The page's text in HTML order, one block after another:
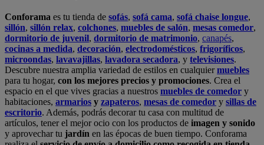
Conforama es tu tienda de sofás, sofá cama, sofá chaise longue,
sillón, sillón relax, colchones, muebles de salón, mesas comedor,
dormitorio de juvenil, dormitorio de matrimonio, canapés,
cocinas a medida, decoración, electrodomésticos, frigoríficos,
microondas, lavavajillas, lavadora secadora, y televisiones.
Descubre nuestra amplia variedad de estilos en cualquiermuebles
para tu hogar, con los mejores precios y promociones. Crea el
espacio en el que vives gracias a nuestros muebles de comedor y
habitaciones, armarios y zapateros, mesas de comedor y sillas de
escritorio. Además, podrás decorar tu casa con multitud de
artículos, tener el mejor ocio con los productos de imagen y sonido
y aprovechar tu jardín en las épocas de buen tiempo. Conforama